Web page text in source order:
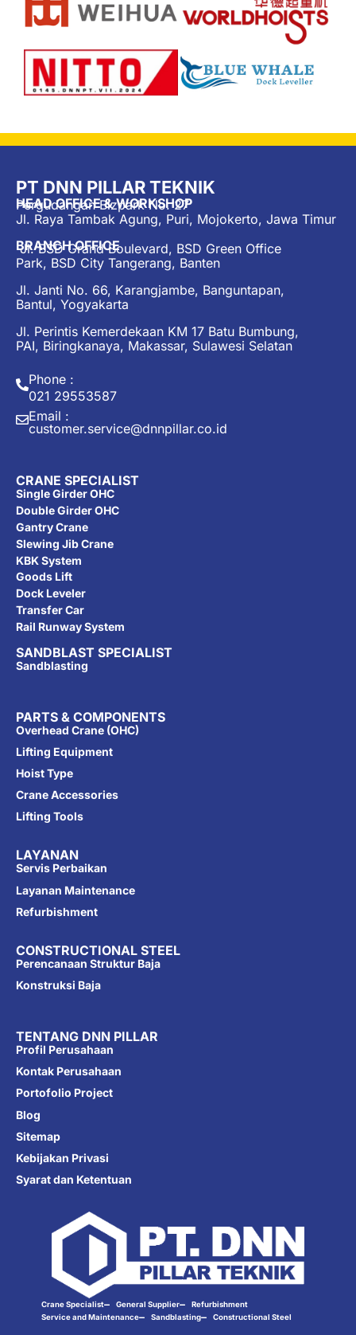
PT DNN PILLAR TEKNIK
HEAD OFFICE & WORKSHOP
Pergudangan Bizpark No. 27
Jl. Raya Tambak Agung, Puri, Mojokerto, Jawa Timur
BRANCH OFFICE
Jl. BSD Grand Boulevard, BSD Green Office
Park, BSD City Tangerang, Banten
Jl. Janti No. 66, Karangjambe, Banguntapan,
Bantul, Yogyakarta
Jl. Perintis Kemerdekaan KM 17 Batu Bumbung,
PAI, Biringkanaya, Makassar, Sulawesi Selatan
Phone :
021 29553587
Email :
customer.service@dnnpillar.co.id
CRANE SPECIALIST
Single Girder OHC
Double Girder OHC
Gantry Crane
Slewing Jib Crane
KBK System
Goods Lift
Dock Leveler
Transfer Car
Rail Runway System
SANDBLAST SPECIALIST
Sandblasting
PARTS & COMPONENTS
Overhead Crane (OHC)
Lifting Equipment
Hoist Type
Crane Accessories
Lifting Tools
LAYANAN
Servis Perbaikan
Layanan Maintenance
Refurbishment
CONSTRUCTIONAL STEEL
Perencanaan Struktur Baja
Konstruksi Baja
TENTANG DNN PILLAR
Profil Perusahaan
Kontak Perusahaan
Portofolio Project
Blog
Sitemap
Kebijakan Privasi
Syarat dan Ketentuan
Crane Specialist General Supplier
Refurbishment
Service and Maintenance
Sandblasting Constructional Steel